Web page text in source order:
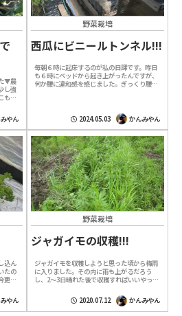
▼農
し強
もる
いやん
野菜栽培
西瓜にビニールトンネル!!!
毎朝６時に起床するのが私の日課です。昨日
も６時にベッドから起き上がったんですが、
何か腰に違和感を感じました。ぎっくり腰で
2024.05.03
かんみやん
込ん
たの
更な
外やん
野菜栽培
ジャガイモの収穫!!!
ジャガイモを収穫しようと思った頃から梅雨
に入りました。その内に雨も上がるだろう
し、2～3日晴れた後で収穫すればいいやって
ころか線状降水帯を形成し九州から岐阜、
2020.07.12 かんみやん